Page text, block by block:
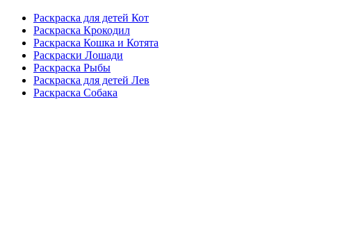
Раскраска для детей Кот
Раскраска Крокодил
Раскраска Кошка и Котята
Раскраски Лошади
Раскраска Рыбы
Раскраска для детей Лев
Раскраска Собака